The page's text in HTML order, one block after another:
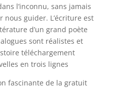
l’inconnu, sans jamais
guider. L’écriture est
d’un grand poète
sont réalistes et
téléchargement
en trois lignes
fascinante de la gratuit